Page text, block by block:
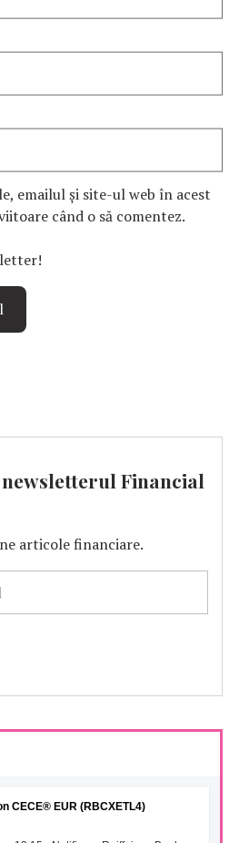
emailul și site-ul web în acest
când o să comentez.
Financial
articole financiare.
CECE® EUR (RBCXETL4)